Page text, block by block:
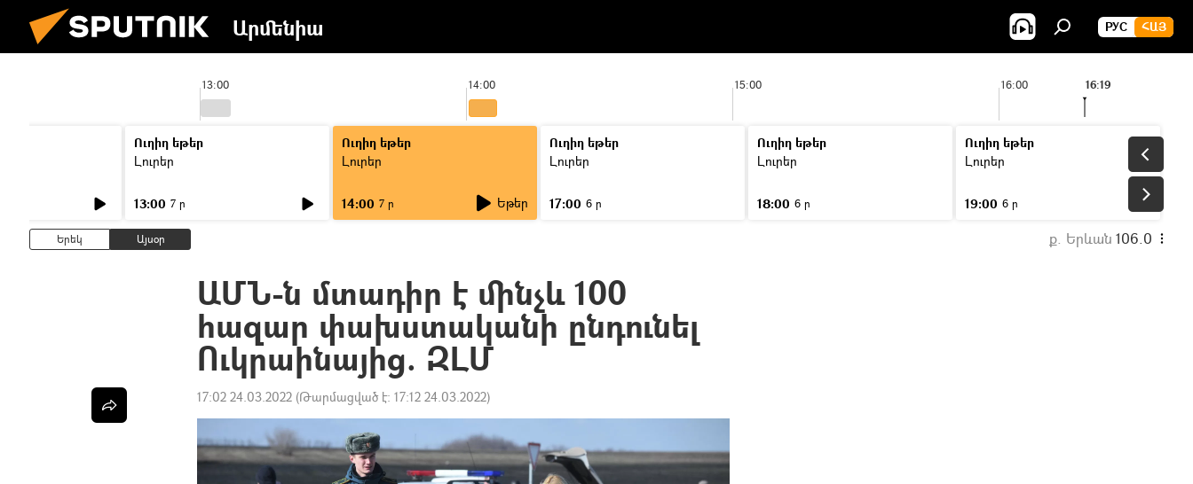
Արմենիա РУС ՀԱՅ
13:00 14:00 15:00 16:00 16:19
Ուղիղ եթեր
Լուրեր
13:00 7 ր
Ուղիղ եթեր
Լուրեր
14:00 7 ր Եթեր
Ուղիղ եթեր
Լուրեր
17:00 6 ր
Ուղիղ եթեր
Լուրեր
18:00 6 ր
Ուղիղ եթեր
Լուրեր
19:00 6 ր
Երեկ Այսօր ք. Երևան 106.0
ԱՄՆ-ն մտադիր է մինչև 100
հազար փախստականի ընդունել
Ուկրաինայից. ԶԼՄ
17:02 24.03.2022 (Թարմացված է: 17:12 24.03.2022)